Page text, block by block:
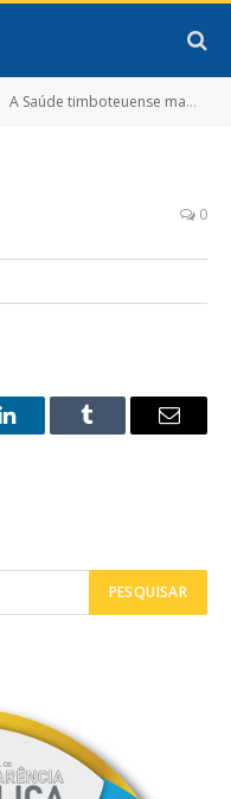
A Saúde timboteuense marca presença na 36º edição do Congresso do Conselho Nacional de Secretarias Municipais de Saúde
0
LinkedInTumblr
E-